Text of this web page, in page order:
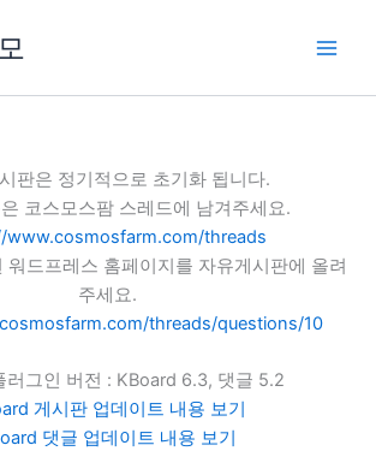
판은 정기적으로 초기화 됩니다.
코스모스팜 스레드에 남겨주세요.
www.cosmosfarm.com/threads
워드프레스 홈페이지를 자유게시판에 올려
주세요.
threads/questions/10
러그인 버전 : KBoard 6.3, 댓글 5.2
게시판 업데이트 내용 보기
댓글 업데이트 내용 보기